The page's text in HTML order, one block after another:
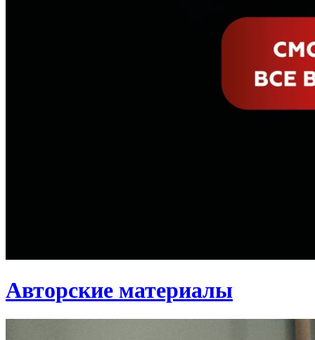
Авторские материалы